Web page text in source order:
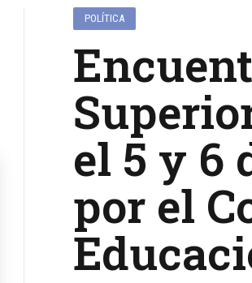
POLÍTICA
el 5 y 6
por el